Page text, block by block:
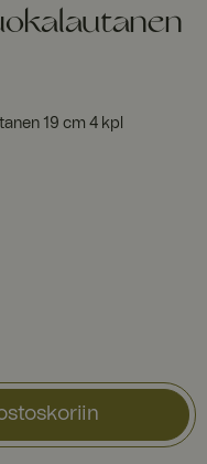
19 cm 4 kpl